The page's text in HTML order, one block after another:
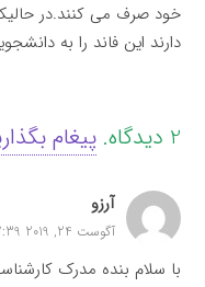
خود صرف می کنند.در
دارند این فاند را به
2 دیدگاه. پیغام
آرزو
آگوست 24, 2019 7:39 ق.ظ
با سلام بنده مدرک